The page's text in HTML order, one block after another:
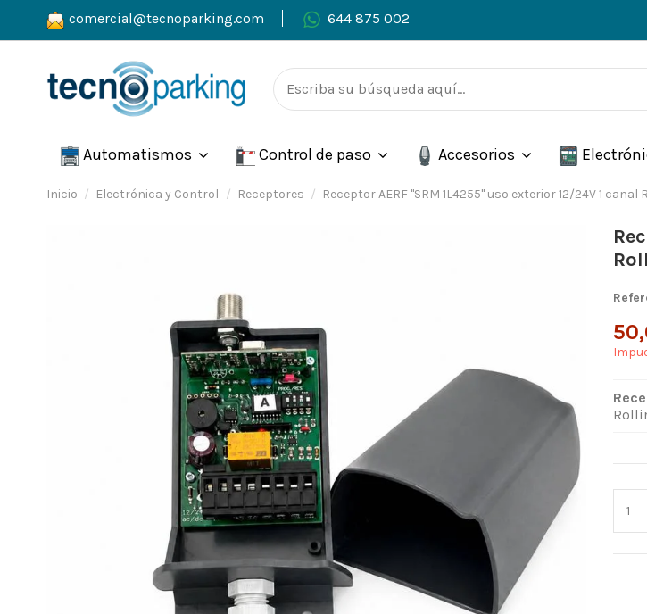
comercial@tecnoparking.com 644 875 002
Automatismos Control de paso Accesorios
Inicio Electrónica y Control Receptores Receptor AERF "SRM 1L4255" uso exterior 12/24V 1